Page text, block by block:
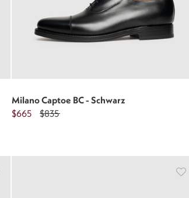
Milano Captoe BC - Schwarz
$665
$835